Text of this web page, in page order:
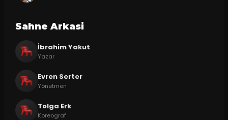
Sahne Arkasi
İbrahim Yakut
Yazar
Evren Serter
Yönetmen
Tolga Erk
Koreograf